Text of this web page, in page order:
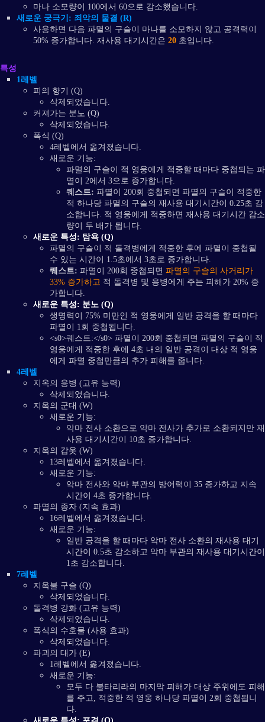
마나 소모량이 100에서 60으로 감소했습니다.
새로운 궁극기: 죄악의 물결 (R)
사용하면 다음 파멸의 구슬이 마나를 소모하지 않고 공격력이
50% 증가합니다. 재사용 대기시간은 20 초입니다.
특성
1레벨
피의 향기 (Q)
삭제되었습니다.
커져가는 분노 (Q)
삭제되었습니다.
폭식 (Q)
4레벨에서 옮겨졌습니다.
새로운 기능:
파멸의 구슬이 적 영웅에게 적중할 때마다 중첩되는 파
멸이 2에서 3으로 증가합니다.
퀘스트: 파멸이 200회 중첩되면 파멸의 구슬이 적중한
적 하나당 파멸의 구슬의 재사용 대기시간이 0.25초 감
소합니다. 적 영웅에게 적중하면 재사용 대기시간 감소
량이 두 배가 됩니다.
새로운 특성: 탐욕 (Q)
파멸의 구슬이 적 돌격병에게 적중한 후에 파멸이 중첩될
수 있는 시간이 1.5초에서 3초로 증가합니다.
퀘스트: 파멸이 200회 중첩되면 파멸의 구슬의 사거리가
33% 증가하고 적 돌격병 및 용병에게 주는 피해가 20% 증
가합니다.
새로운 특성: 분노 (Q)
생명력이 75% 미만인 적 영웅에게 일반 공격을 할 때마다
파멸이 1회 중첩됩니다.
<s0>퀘스트:</s0> 파멸이 200회 중첩되면 파멸의 구슬이 적
영웅에게 적중한 후에 4초 내의 일반 공격이 대상 적 영웅
에게 파멸 중첩만큼의 추가 피해를 줍니다.
4레벨
지옥의 용병 (고유 능력)
삭제되었습니다.
지옥의 군대 (W)
새로운 기능:
악마 전사 소환으로 악마 전사가 추가로 소환되지만 재
사용 대기시간이 10초 증가합니다.
지옥의 갑옷 (W)
13레벨에서 옮겨졌습니다.
새로운 기능:
악마 전사와 악마 부관의 방어력이 35 증가하고 지속
시간이 4초 증가합니다.
파멸의 종자 (지속 효과)
16레벨에서 옮겨졌습니다.
새로운 기능:
일반 공격을 할 때마다 악마 전사 소환의 재사용 대기
시간이 0.5초 감소하고 악마 부관의 재사용 대기시간이
1초 감소합니다.
7레벨
지옥불 구슬 (Q)
삭제되었습니다.
돌격병 강화 (고유 능력)
삭제되었습니다.
폭식의 수호물 (사용 효과)
삭제되었습니다.
파괴의 대가 (E)
1레벨에서 옮겨졌습니다.
새로운 기능:
모두 다 불타리라의 마지막 피해가 대상 주위에도 피해
를 주고, 적중한 적 영웅 하나당 파멸이 2회 중첩됩니
다.